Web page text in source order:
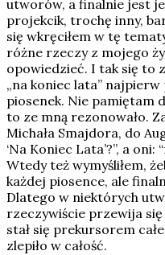
utworów, a finalnie jest
projekcik, trochę inny,
się wkręciłem w tę
różne rzeczy z mojego
opowiedzieć. I tak się to
„na koniec lata”
piosenek. Nie pamiętam
to ze mną rezonowało.
Michała Smajdora, do
‘Na Koniec Lata’?”, a
Wtedy też wymyśliłem,
każdej piosence, ale
Dlatego w niektórych
rzeczywiście przewija
stał się prekursorem
zlepiło w całość.